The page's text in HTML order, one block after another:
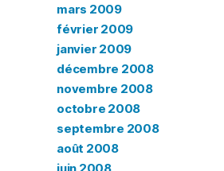
mars 2009
février 2009
janvier 2009
décembre 2008
novembre 2008
octobre 2008
septembre 2008
août 2008